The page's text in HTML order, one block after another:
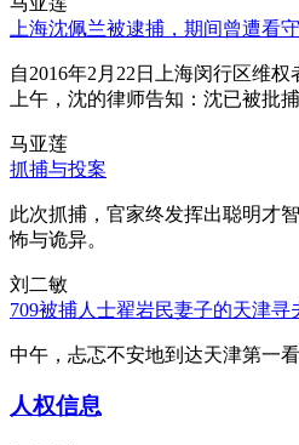
上海沈佩兰被逮捕，期间曾遭看
自2016年2月22日上海闵行区维
上午，沈的律师告知：沈已被批捕
马亚莲
抓捕与投案
此次抓捕，官家终发挥出聪明才
怖与诡异。
刘二敏
709被捕人士翟岩民妻子的天津寻
中午，忐忑不安地到达天津第一
人权信息